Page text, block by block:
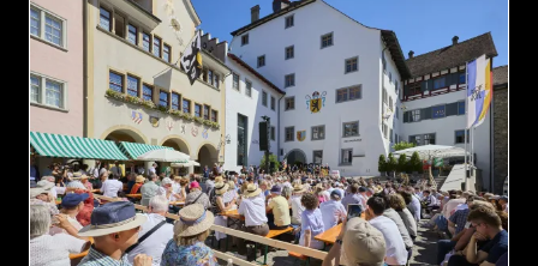
direkt
zum
Seitenende
springen?